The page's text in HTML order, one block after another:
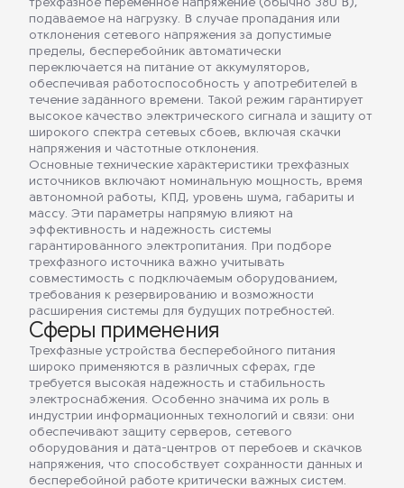
трехфазное переменное напряжение (обычно 380 В),
подаваемое на нагрузку. В случае пропадания или
отклонения сетевого напряжения за допустимые
пределы, бесперебойник автоматически
переключается на питание от аккумуляторов,
обеспечивая работоспособность у апотребителей в
течение заданного времени. Такой режим гарантирует
высокое качество электрического сигнала и защиту от
широкого спектра сетевых сбоев, включая скачки
напряжения и частотные отклонения.
Основные технические характеристики трехфазных
источников включают номинальную мощность, время
автономной работы, КПД, уровень шума, габариты и
массу. Эти параметры напрямую влияют на
эффективность и надежность системы
гарантированного электропитания. При подборе
трехфазного источника важно учитывать
совместимость с подключаемым оборудованием,
требования к резервированию и возможности
расширения системы для будущих потребностей.
Сферы применения
Трехфазные устройства бесперебойного питания
широко применяются в различных сферах, где
требуется высокая надежность и стабильность
электроснабжения. Особенно значима их роль в
индустрии информационных технологий и связи: они
обеспечивают защиту серверов, сетевого
оборудования и дата-центров от перебоев и скачков
напряжения, что способствует сохранности данных и
бесперебойной работе критически важных систем.